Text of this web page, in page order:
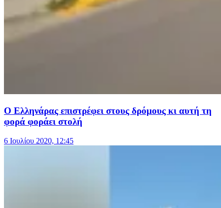
Ο Ελληνάρας επιστρέφει στους δρόμους κι αυτή τη
φορά φοράει στολή
6 Ιουλίου 2020, 12:45